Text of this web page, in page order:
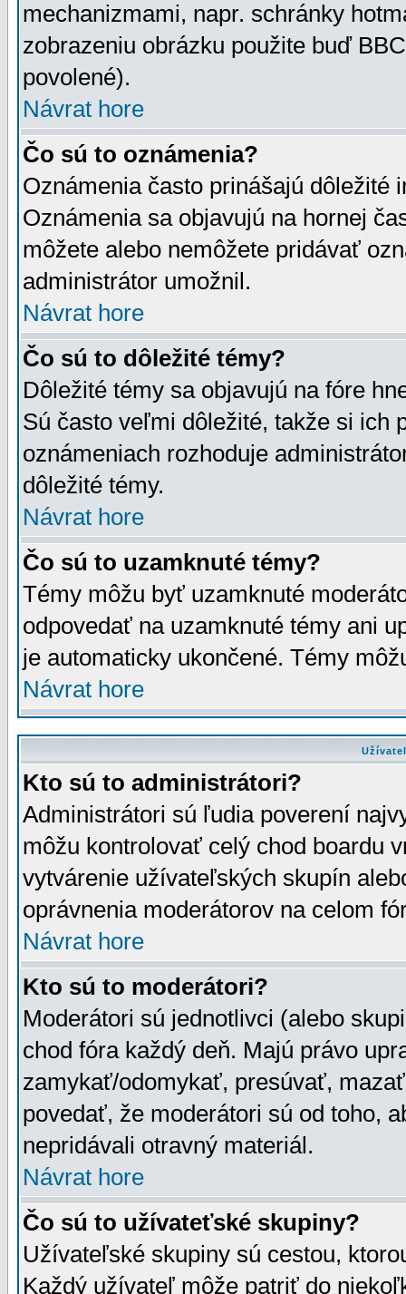
mechanizmami, napr. schránky
zobrazeniu obrázku použite buď
povolené).
Návrat hore
Čo sú to oznámenia?
Oznámenia často prinášajú dôležité
Oznámenia sa objavujú na hornej
môžete alebo nemôžete pridávať
administrátor umožnil.
Návrat hore
Čo sú to dôležité témy?
Dôležité témy sa objavujú na fóre
Sú často veľmi dôležité, takže si ich
oznámeniach rozhoduje
dôležité témy.
Návrat hore
Čo sú to uzamknuté témy?
Témy môžu byť uzamknuté
odpovedať na uzamknuté témy ani
je automaticky ukončené. Témy
Návrat hore
Kto sú to administrátori?
Administrátori sú ľudia poverení
môžu kontrolovať celý chod boardu
vytvárenie užívateľských skupín
oprávnenia moderátorov na celom
Návrat hore
Kto sú to moderátori?
Moderátori sú jednotlivci (alebo
chod fóra každý deň. Majú právo
zamykať/odomykať, presúvať,
povedať, že moderátori sú od toho,
nepridávali otravný materiál.
Návrat hore
Čo sú to užívateťské skupiny?
Užívateľské skupiny sú cestou,
Každý užívateľ môže patriť do